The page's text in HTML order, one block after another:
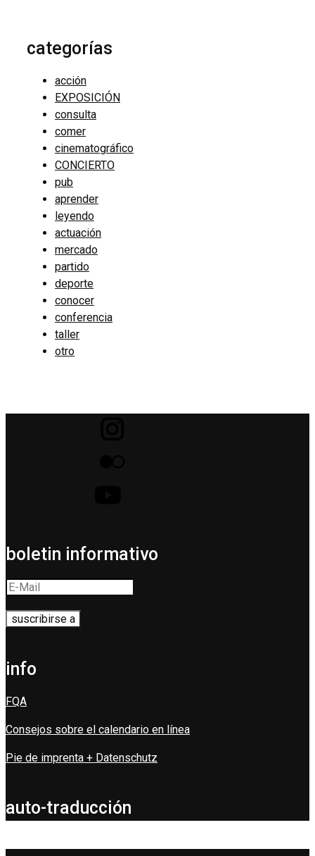
categorías
acción
EXPOSICIÓN
consulta
comer
cinematográfico
CONCIERTO
pub
aprender
leyendo
actuación
mercado
partido
deporte
conocer
conferencia
taller
otro
boletin informativo
info
FQA
Consejos sobre el calendario en línea
Pie de imprenta + Datenschutz
auto-traducción